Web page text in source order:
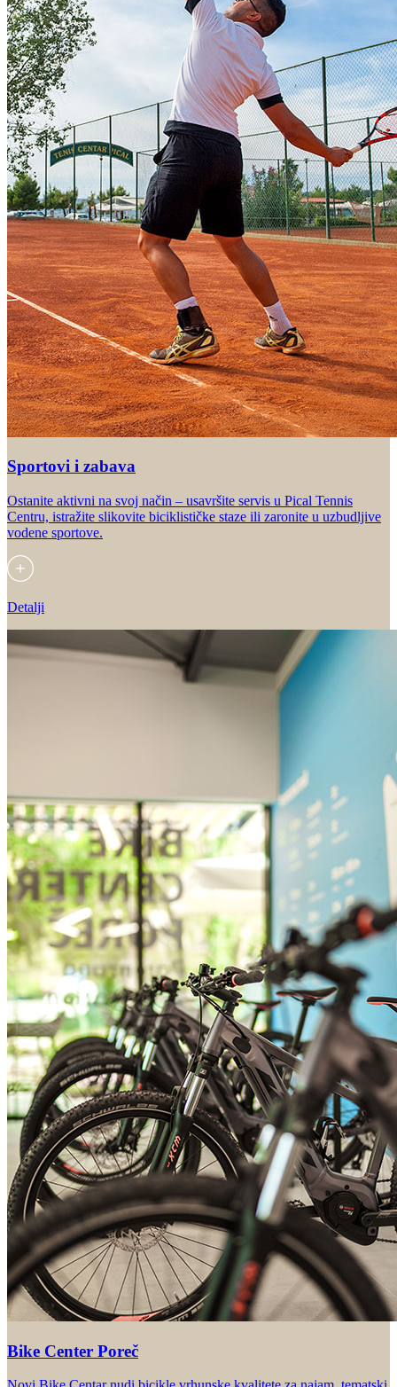
Sportovi i zabava
Ostanite aktivni na svoj način – usavršite servis u Pical Tennis
Centru, istražite slikovite biciklističke staze ili zaronite u uzbudljive
vodene sportove.
Detalji
Bike Center Poreč